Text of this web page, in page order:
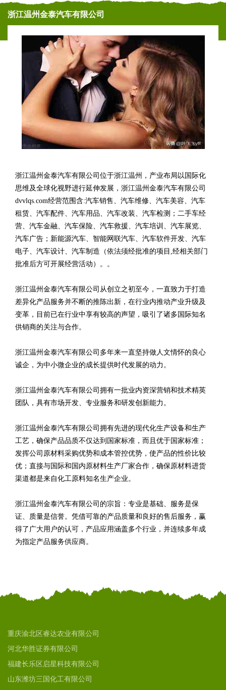
浙江温州金泰汽车有限公司
浙江温州金泰汽车有限公司位于浙江温州，产业布局以国际化
思维及全球化视野进行延伸发展，浙江温州金泰汽车有限公司
dvvlqs.com经营范围含:汽车销售、汽车维修、汽车美容、汽车
租赁、汽车配件、汽车用品、汽车改装、汽车检测；二手车经
营、汽车金融、汽车保险、汽车救援、汽车培训、汽车展览、
汽车广告；新能源汽车、智能网联汽车、汽车软件开发、汽车
电子、汽车设计、汽车制造（依法须经批准的项目,经相关部门
批准后方可开展经营活动）。。
浙江温州金泰汽车有限公司从创立之初至今，一直致力于打造
差异化产品服务并不断的推陈出新，在行业内推动产业升级及
变革，目前已在行业中享有较高的声望，吸引了诸多国际知名
供销商的关注与合作。
浙江温州金泰汽车有限公司多年来一直坚持做人文情怀的良心
诚企，为中小微企业的成长提供时代发展的动力。
浙江温州金泰汽车有限公司拥有一批业内资深营销和技术精英
团队，具有市场开发、专业服务和研发创新能力。
浙江温州金泰汽车有限公司拥有先进的现代化生产设备和生产
工艺，确保产品品质不仅达到国家标准，而且优于国家标准；
发挥公司原材料采购优势和成本管控优势，使产品的性价比较
优；直接与国际和国内原材料生产厂家合作，确保原材料进货
渠道都是来自化工原料知名生产企业。
浙江温州金泰汽车有限公司的宗旨：专业是基础、服务是保
证、质量是信誉。凭借可靠的产品质量和良好的售后服务，赢
得了广大用户的认可，产品应用涵盖多个行业，并连续多年成
为指定产品服务供应商。
重庆渝北区睿达农业有限公司
河北华胜证券有限公司
福建长乐区启星科技有限公司
山东潍坊三国化工有限公司